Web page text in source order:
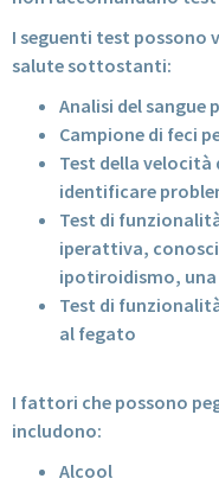
I seguenti test possono
salute sottostanti:
Analisi del sangue
Campione di feci
Test della velocità
identificare
Test di
iperattiva,
ipotiroidismo,
Test di
al fegato
I fattori che possono
includono:
Alcool